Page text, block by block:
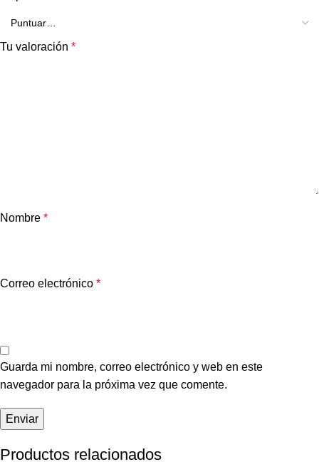
Tu valoración *
Nombre *
Correo electrónico *
Guarda mi nombre, correo electrónico y web en este
navegador para la próxima vez que comente.
Productos relacionados